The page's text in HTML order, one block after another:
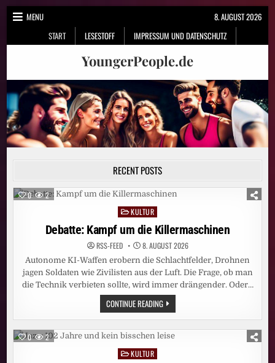
Skip
MENU
START
LESESTOFF IMPRESSUM UND DATENSCHUTZ
8. AUGUST 2026
YoungerPeople.de
RECENT POSTS
0 2
Posted
in
KULTUR
Debatte: Kampf um die Killermaschinen
RSS-FEED 8. AUGUST 2026
Autonome KI-Waffen erobern die Schlachtfelder, Drohnen
jagen Soldaten wie Zivilisten aus der Luft. Die Frage, ob man
die Technik verbieten sollte, wird immer drängender. Oder…
CONTINUE READINGDEBATTE:
KAMPF
UM
DIE
KILLERMASCHINEN
0 2
PostedKULTUR